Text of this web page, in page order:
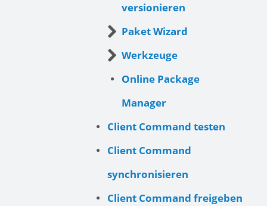
versionieren
Paket Wizard
Werkzeuge
Online Package
Manager
Client Command testen
Client Command
synchronisieren
Client Command freigeben